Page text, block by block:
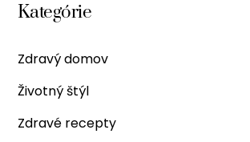
Kategórie
Zdravý domov
Životný štýl
Zdravé recepty